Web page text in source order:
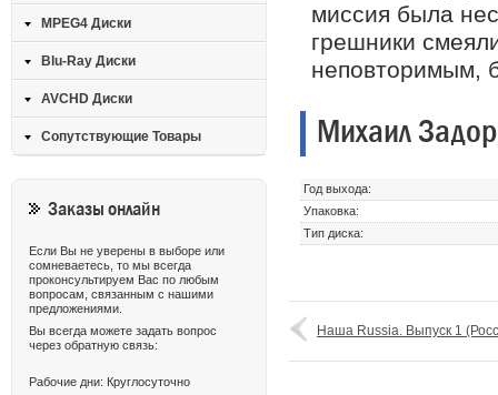
миссия была
грешники
неповторимым,
Михаил
Год выхода:
Упаковка:
Тип диска:
Наша Russia. Выпуск 1
MPEG4 Диски
Blu-Ray Диски
AVCHD Диски
Сопутствующие Товары
Заказы онлайн
Если Вы не уверены в выборе или
сомневаетесь, то мы всегда
проконсультируем Вас по любым
вопросам, связанным с нашими
предложениями.
Вы всегда можете задать вопрос
через обратную связь:
Рабочие дни: Круглосуточно